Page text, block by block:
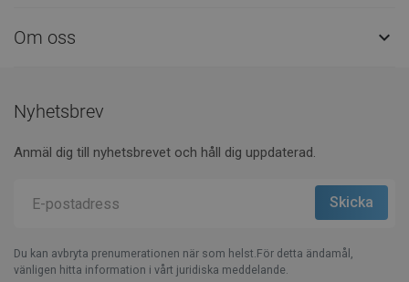
Om oss 
Nyhetsbrev
Anmäl dig till nyhetsbrevet och håll dig uppdaterad.
Du kan avbryta prenumerationen när som helst.För detta ändamål,
vänligen hitta information i vårt juridiska meddelande.